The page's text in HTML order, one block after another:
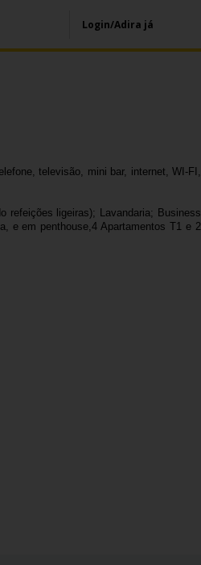
Login/Adira já
televisão, mini bar, internet, WI-FI,
refeições ligeiras); Lavandaria; Business
e em penthouse,4 Apartamentos T1 e 2